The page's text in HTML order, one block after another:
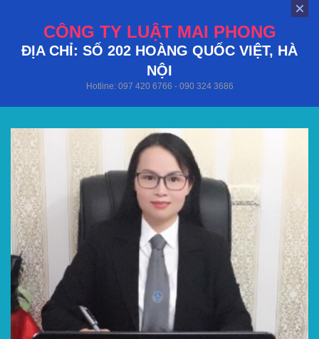
CÔNG TY LUẬT MAI PHONG
ĐỊA CHỈ: SỐ 202 HOÀNG QUỐC VIỆT, HÀ
NỘI
Hotline: 097 420 6766 - 090 324 3686